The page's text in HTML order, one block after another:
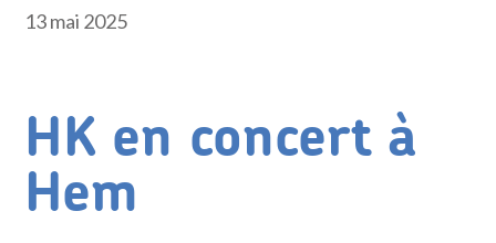
13 mai 2025
HK en concert à
Hem